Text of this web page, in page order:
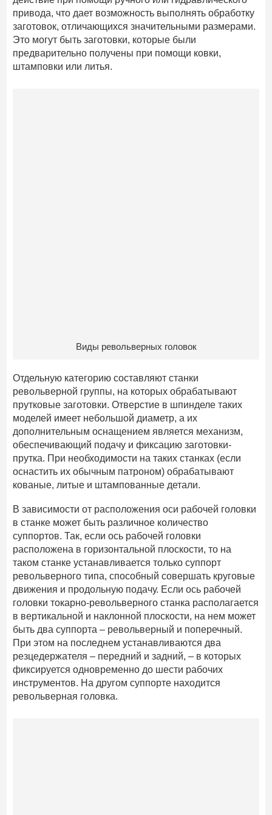
привода, что дает возможность выполнять обработку
заготовок, отличающихся значительными размерами.
Это могут быть заготовки, которые были
предварительно получены при помощи ковки,
штамповки или литья.
Виды револьверных головок
Отдельную категорию составляют станки
револьверной группы, на которых обрабатывают
прутковые заготовки. Отверстие в шпинделе таких
моделей имеет небольшой диаметр, а их
дополнительным оснащением является механизм,
обеспечивающий подачу и фиксацию заготовки-
прутка. При необходимости на таких станках (если
оснастить их обычным патроном) обрабатывают
кованые, литые и штампованные детали.
В зависимости от расположения оси рабочей головки
в станке может быть различное количество
суппортов. Так, если ось рабочей головки
расположена в горизонтальной плоскости, то на
таком станке устанавливается только суппорт
револьверного типа, способный совершать круговые
движения и продольную подачу. Если ось рабочей
головки токарно-револьверного станка располагается
в вертикальной и наклонной плоскости, на нем может
быть два суппорта – револьверный и поперечный.
При этом на последнем устанавливаются два
резцедержателя – передний и задний, – в которых
фиксируется одновременно до шести рабочих
инструментов. На другом суппорте находится
револьверная головка.